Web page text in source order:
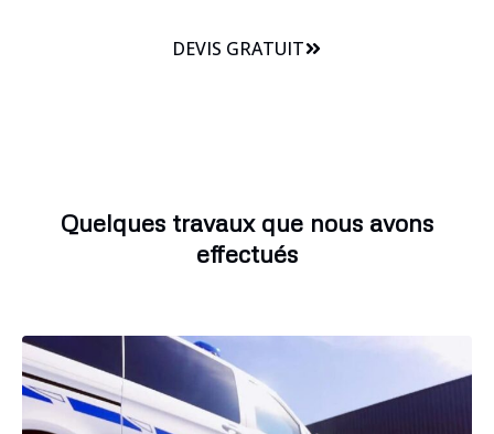
DEVIS GRATUIT
Quelques travaux que nous avons
effectués